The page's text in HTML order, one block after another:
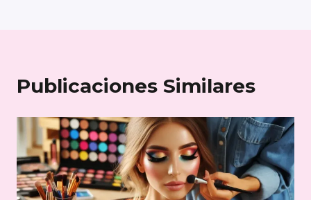
Publicaciones Similares